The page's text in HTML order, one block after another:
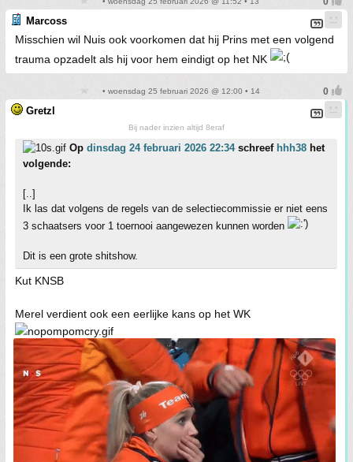
Marcoss
Misschien wil Nuis ook voorkomen dat hij Prins met een volgend
trauma opzadelt als hij voor hem eindigt op het NK
• woensdag 25 februari 2026 @ 12:00 • 14
Gretzl
Bij nader inzien altijd 8eraf
Op dinsdag 24 februari 2026 22:34schreef hhh38 het
volgende:
[..]
Ik las dat volgens de regels van de selectiecommissie er niet eens
3 schaatsers voor 1 toernooi aangewezen kunnen worden
Dit is een grote shitshow.
Kut KNSB
Merel verdient ook een eerlijke kans op het WK